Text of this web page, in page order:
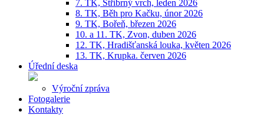
7. TK, Stříbrný vrch, leden 2026
8. TK, Běh pro Kačku, únor 2026
9. TK, Bořeň, březen 2026
10. a 11. TK, Zvon, duben 2026
12. TK, Hradišťanská louka, květen 2026
13. TK, Krupka. červen 2026
Úřední deska
Výroční zpráva
Fotogalerie
Kontakty